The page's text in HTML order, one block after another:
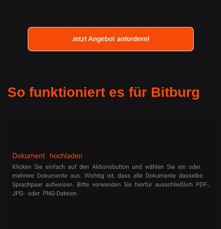
So funktioniert es für Bitburg